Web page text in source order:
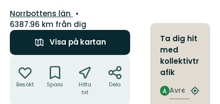
Län:
Norrbottens län
6387.96 km från dig
Visa på kartan
Besökt Spara
Hitta
hit
Dela
Ta dig hit
med
kollektivtr
afik
Avresa
A
Hitta